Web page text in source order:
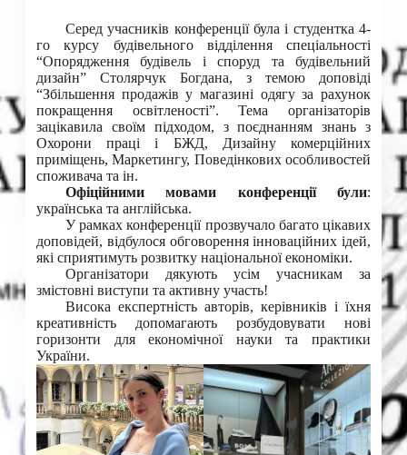
Серед учасників конференції була і студентка 4-
го курсу будівельного відділення спеціальності
“Опорядження будівель і споруд та будівельний
дизайн” Столярчук Богдана, з темою доповіді
“Збільшення продажів у магазині одягу за рахунок
покращення освітленості”. Тема організаторів
зацікавила своїм підходом, з поєднанням знань з
Охорони праці і БЖД, Дизайну комерційних
приміщень, Маркетингу, Поведінкових особливостей
споживача та ін.
Офіційними мовами конференції були:
українська та англійська.
У рамках конференції прозвучало багато цікавих
доповідей, відбулося обговорення інноваційних ідей,
які сприятимуть розвитку національної економіки.
Організатори дякують усім учасникам за
змістовні виступи та активну участь!
Висока експертність авторів, керівників і їхня
креативність допомагають розбудовувати нові
горизонти для економічної науки та практики
України.